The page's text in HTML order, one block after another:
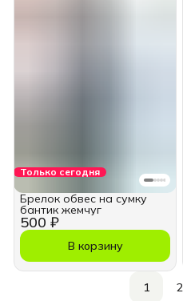
Только сегодня
500 ₽
Брелок обвес на сумку
бантик жемчуг
В корзину
1 2